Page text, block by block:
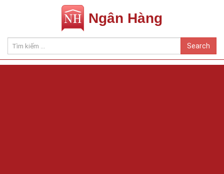
Ngân Hàng
Search